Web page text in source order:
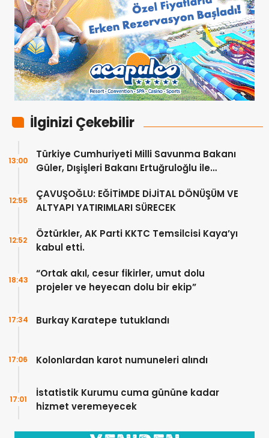
İlginizi Çekebilir
Türkiye Cumhuriyeti Milli Savunma Bakanı
Güler, Dışişleri Bakanı Ertuğruloğlu ile
13:00
ÇAVUŞOĞLU: EĞİTİMDE DİJİTAL DÖNÜŞÜM VE
ALTYAPI YATIRIMLARI SÜRECEK
12:55
Öztürkler, AK Parti KKTC Temsilcisi Kaya’yı
kabul etti.
12:52
“Ortak akıl, cesur fikirler, umut dolu
projeler ve heyecan dolu bir ekip”
18:43
Burkay Karatepe tutuklandı
17:34
Kolonlardan karot numuneleri alındı
17:06
İstatistik Kurumu cuma gününe kadar
hizmet veremeyecek
17:01